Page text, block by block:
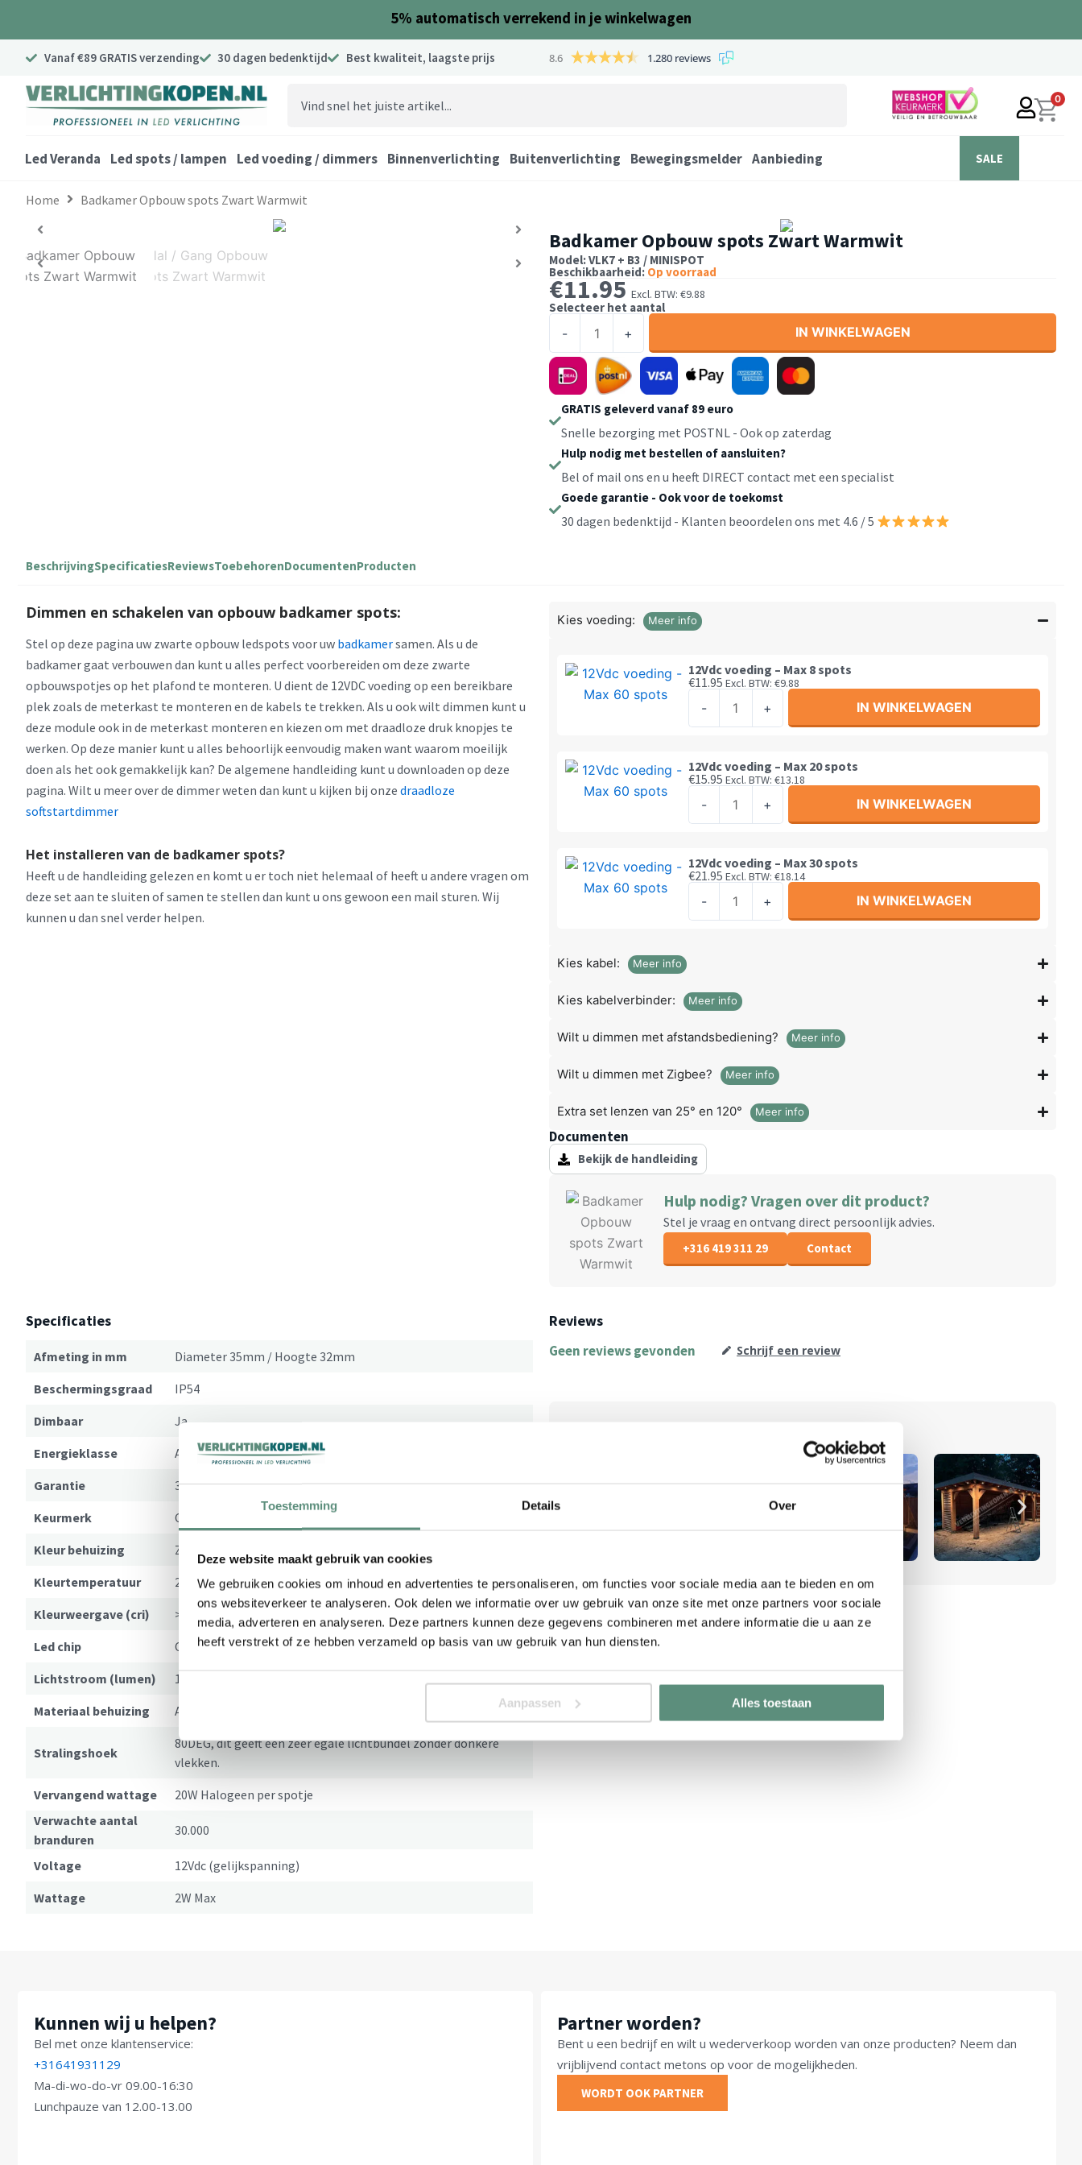
Toestemming Details Over
Deze website maakt gebruik van cookies
We gebruiken cookies om inhoud en advertenties te personaliseren, om functies voor sociale media aan te bieden en om
ons websiteverkeer te analyseren. Ook delen we informatie over uw gebruik van onze site met onze partners voor sociale
media, adverteren en analyseren. Deze partners kunnen deze gegevens combineren met andere informatie die u aan ze
heeft verstrekt of ze hebben verzameld op basis van uw gebruik van hun diensten.
Aanpassen Alles toestaan
5% automatisch verrekend in je winkelwagen
Vanaf €89 GRATIS verzending 30 dagen bedenktijd Best kwaliteit, laagste prijs 8.6 1.280 reviews
0
Led Veranda Led spots / lampen Led voeding / dimmers Binnenverlichting Buitenverlichting Bewegingsmelder Aanbieding SALE
Home Badkamer Opbouw spots Zwart Warmwit
Badkamer Opbouw spots Zwart Warmwit
Model: VLK7 + B3 / MINISPOT
Beschikbaarheid: Op voorraad
€11.95 Excl. BTW: €9.88
Selecteer het aantal
-
spots
Zwart
Warmwit
aantal
+ IN WINKELWAGEN
GRATIS geleverd vanaf 89 euro
Snelle bezorging met POSTNL - Ook op zaterdag
Hulp nodig met bestellen of aansluiten?
Bel of mail ons en u heeft DIRECT contact met een specialist
Goede garantie - Ook voor de toekomst
30 dagen bedenktijd - Klanten beoordelen ons met 4.6 / 5
BeschrijvingSpecificatiesReviewsToebehorenDocumentenProducten
Dimmen en schakelen van opbouw badkamer spots:
Stel op deze pagina uw zwarte opbouw ledspots voor uw badkamersamen. Als u de
badkamer gaat verbouwen dan kunt u alles perfect voorbereiden om deze zwarte
opbouwspotjes op het plafond te monteren. U dient de 12VDC voeding op een bereikbare
plek zoals de meterkast te monteren en de kabels te trekken. Als u ook wilt dimmen kunt u
deze module ook in de meterkast monteren en kiezen om met draadloze druk knopjes te
werken. Op deze manier kunt u alles behoorlijk eenvoudig maken want waarom moeilijk
doen als het ook gemakkelijk kan? De algemene handleiding kunt u downloaden op deze
pagina. Wilt u meer over de dimmer weten dan kunt u kijken bij onze draadloze
softstartdimmer
Het installeren van de badkamer spots?
Heeft u de handleiding gelezen en komt u er toch niet helemaal of heeft u andere vragen om
deze set aan te sluiten of samen te stellen dan kunt u ons gewoon een mail sturen. Wij
kunnen u dan snel verder helpen.
Kies voeding: Meer info
12Vdc voeding – Max 8 spots
€11.95 Excl. BTW: €9.88
-
Max
8
spots
aantal
+ IN WINKELWAGEN
12Vdc voeding – Max 20 spots
€15.95 Excl. BTW: €13.18
-
Max
20
spots
aantal
+ IN WINKELWAGEN
12Vdc voeding – Max 30 spots
€21.95 Excl. BTW: €18.14
-
spots
+ IN WINKELWAGEN
Kies kabel: Meer info
Kies kabelverbinder: Meer info
Wilt u dimmen met afstandsbediening? Meer info
Wilt u dimmen met Zigbee? Meer info
Extra set lenzen van 25° en 120° Meer info
Documenten
Bekijk de handleiding
Hulp nodig? Vragen over dit product?
Stel je vraag en ontvang direct persoonlijk advies.
+316 419 311 29 Contact
Specificaties
Afmeting in mm
Diameter 35mm / Hoogte 32mm
Beschermingsgraad
IP54
Dimbaar
Ja
Energieklasse
A+
Garantie
3 jaar
Keurmerk
CE / Rohs / EMC
Kleur behuizing
Zwart
Kleurtemperatuur
2700K Warmwit
Kleurweergave (cri)
>82
Led chip
CREE
Lichtstroom (lumen)
180lm per spotje
Materiaal behuizing
Aluminium
Stralingshoek
80DEG, dit geeft een zeer egale lichtbundel zonder donkere
vlekken.
Vervangend wattage
20W Halogeen per spotje
Verwachte aantal
branduren
30.000
Voltage
12Vdc (gelijkspanning)
Wattage
2W Max
Reviews
Geen reviews gevonden Schrijf een review
Kunnen wij u helpen?
Bel met onze klantenservice:
+31641931129
Ma-di-wo-do-vr 09.00-16:30
Lunchpauze van 12.00-13.00
Partner worden?
Bent u een bedrijf en wilt u wederverkoop worden van onze producten? Neem dan
vrijblijvend contact metons op voor de mogelijkheden.
WORDT OOK PARTNER